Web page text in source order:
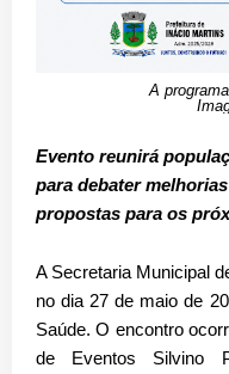
A
Evento reunirá
para debater
propostas para os
A Secretaria Municipal
no dia 27 de maio de
Saúde. O encontro
de Eventos Silvino